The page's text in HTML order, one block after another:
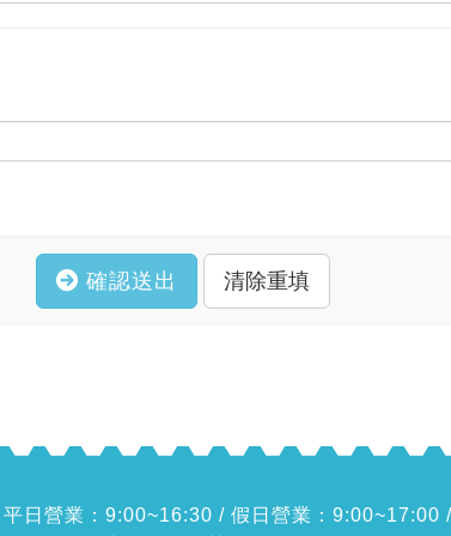
確認送出
平日營業：9:00~16:30 / 假日營業：9:00~17:00 /